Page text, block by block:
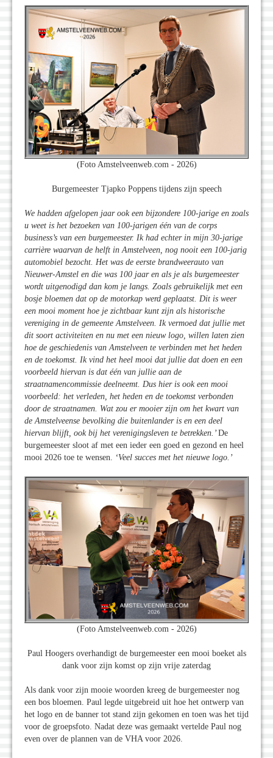
(Foto Amstelveenweb.com - 2026)
Burgemeester Tjapko Poppens tijdens zijn speech
We hadden afgelopen jaar ook een bijzondere 100-jarige en zoals
u weet is het bezoeken van 100-jarigen één van de corps
business’s van een burgemeester. Ik had echter in mijn 30-jarige
carrière waarvan de helft in Amstelveen, nog nooit een 100-jarig
automobiel bezocht. Het was de eerste brandweerauto van
Nieuwer-Amstel en die was 100 jaar en als je als burgemeester
wordt uitgenodigd dan kom je langs. Zoals gebruikelijk met een
bosje bloemen dat op de motorkap werd geplaatst. Dit is weer
een mooi moment hoe je zichtbaar kunt zijn als historische
vereniging in de gemeente Amstelveen. Ik vermoed dat jullie met
dit soort activiteiten en nu met een nieuw logo, willen laten zien
hoe de geschiedenis van Amstelveen te verbinden met het heden
en de toekomst. Ik vind het heel mooi dat jullie dat doen en een
voorbeeld hiervan is dat één van jullie aan de
straatnamencommissie deelneemt. Dus hier is ook een mooi
voorbeeld: het verleden, het heden en de toekomst verbonden
door de straatnamen. Wat zou er mooier zijn om het kwart van
de Amstelveense bevolking die buitenlander is en een deel
hiervan blijft, ook bij het verenigingsleven te betrekken.’De
burgemeester sloot af met een ieder een goed en gezond en heel
mooi 2026 toe te wensen.
‘Veel succes met het nieuwe logo.’
(Foto Amstelveenweb.com - 2026)
Paul Hoogers overhandigt de burgemeester een mooi boeket als
dank voor zijn komst op zijn vrije zaterdag
Als dank voor zijn mooie woorden kreeg de burgemeester nog
een bos bloemen. Paul legde uitgebreid uit hoe het ontwerp van
het logo en de banner tot stand zijn gekomen en toen was het tijd
voor de groepsfoto. Nadat deze was gemaakt vertelde Paul nog
even over de plannen van de VHA voor 2026.